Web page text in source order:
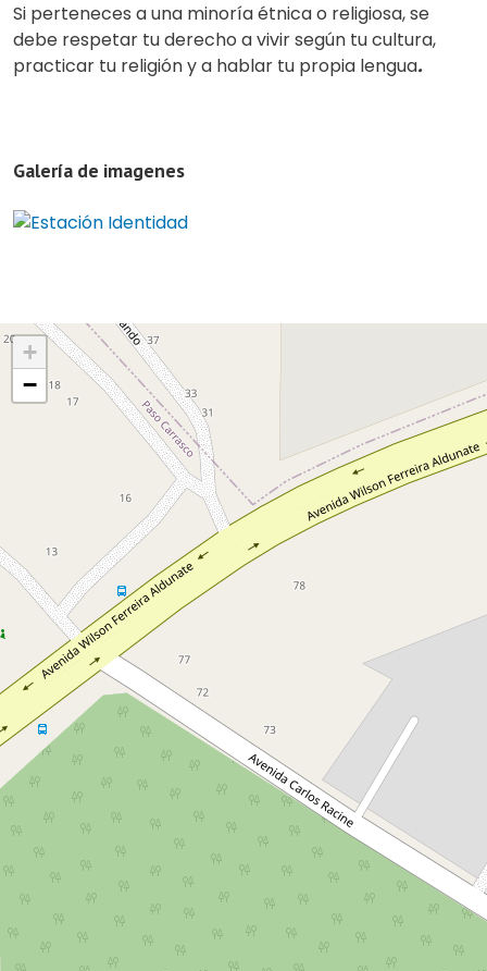
Si perteneces a una minoría étnica o religiosa, se
debe respetar tu derecho a vivir según tu cultura,
practicar tu religión y a hablar tu propia lengua.
Galería de imagenes
+
−